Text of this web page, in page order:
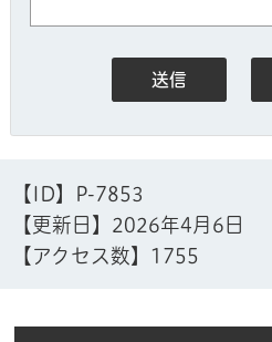
【ID】
P-7853
【更新日】 2026年4月6日
【アクセス数】
1755